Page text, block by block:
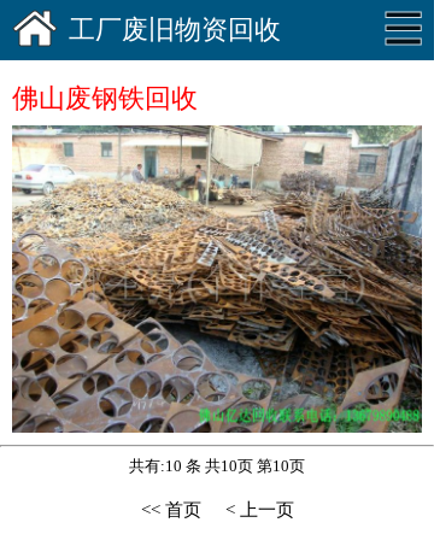
工厂废旧物资回收
佛山废钢铁回收
共有:10 条 共10页 第10页
<< 首页 < 上一页